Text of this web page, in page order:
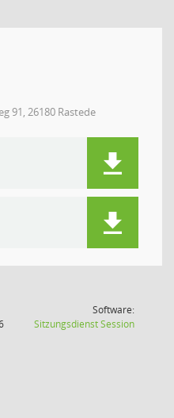
91, 26180 Rastede
Software:
SitzungsdienstSession(Wird in